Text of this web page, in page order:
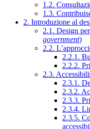
1.2.
1.3.
2. Introduzione al
2.1. Design
government)
2.2.
2.2.1.
2.2.2.
2.3.
2.3.1.
2.3.2.
2.3.3.
2.3.4.
2.3.5.